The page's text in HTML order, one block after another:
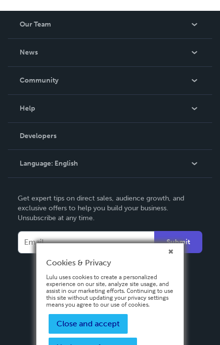
Our Team
News
In The News
Community
Podcast
Help
Order Lookup
Knowledge Base
Contact Support
Developers
Language: English
Deutsch
Français
Italiano
Español
Get expert tips on direct sales, audience growth, and
exclusive offers to help you build your business.
Unsubscribe at any time.
Submit
Cookies & Privacy
Lulu uses cookies to create a personalized
experience on our site, analyze site usage, and
assist in our marketing efforts. Continuing to use
this site without updating your privacy settings
means you agree to our use of cookies.
Close and accept